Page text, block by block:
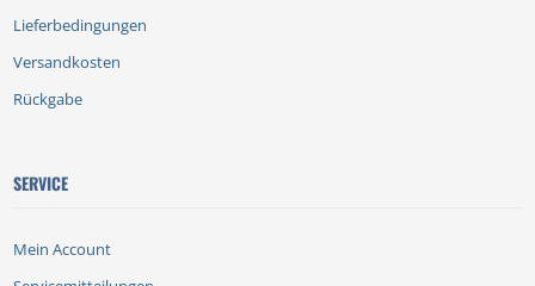
Lieferbedingungen
Versandkosten
Rückgabe
SERVICE
Mein Account